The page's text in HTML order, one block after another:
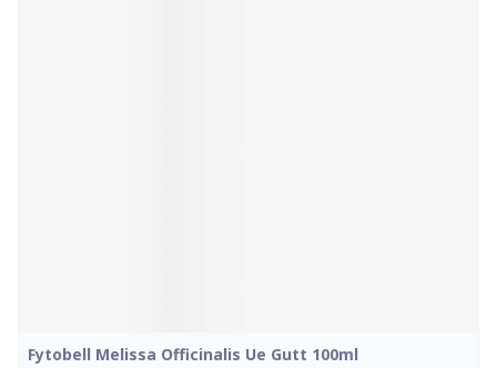
Fytobell Melissa Officinalis Ue Gutt 100ml